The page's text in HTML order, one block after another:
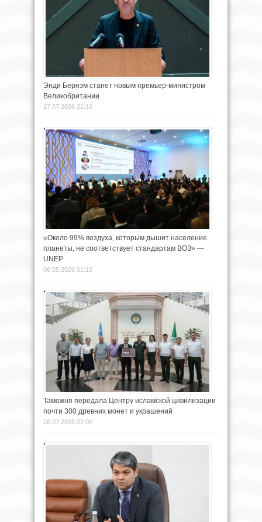
Энди Бернэм станет новым премьер-министром
Великобритании
17.07.2026 22:10
«Около 99% воздуха, которым дышит население
планеты, не соответствует стандартам ВОЗ» —
UNEP
06.05.2026 01:10
Таможня передала Центру исламской цивилизации
почти 300 древних монет и украшений
26.07.2025 02:00